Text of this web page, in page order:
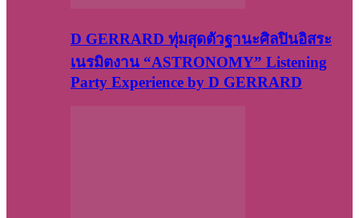
D GERRARD ทุ่มสุดตัวฐานะศิลปินอิสระ
เนรมิตงาน “ASTRONOMY” Listening
Party Experience by D GERRARD